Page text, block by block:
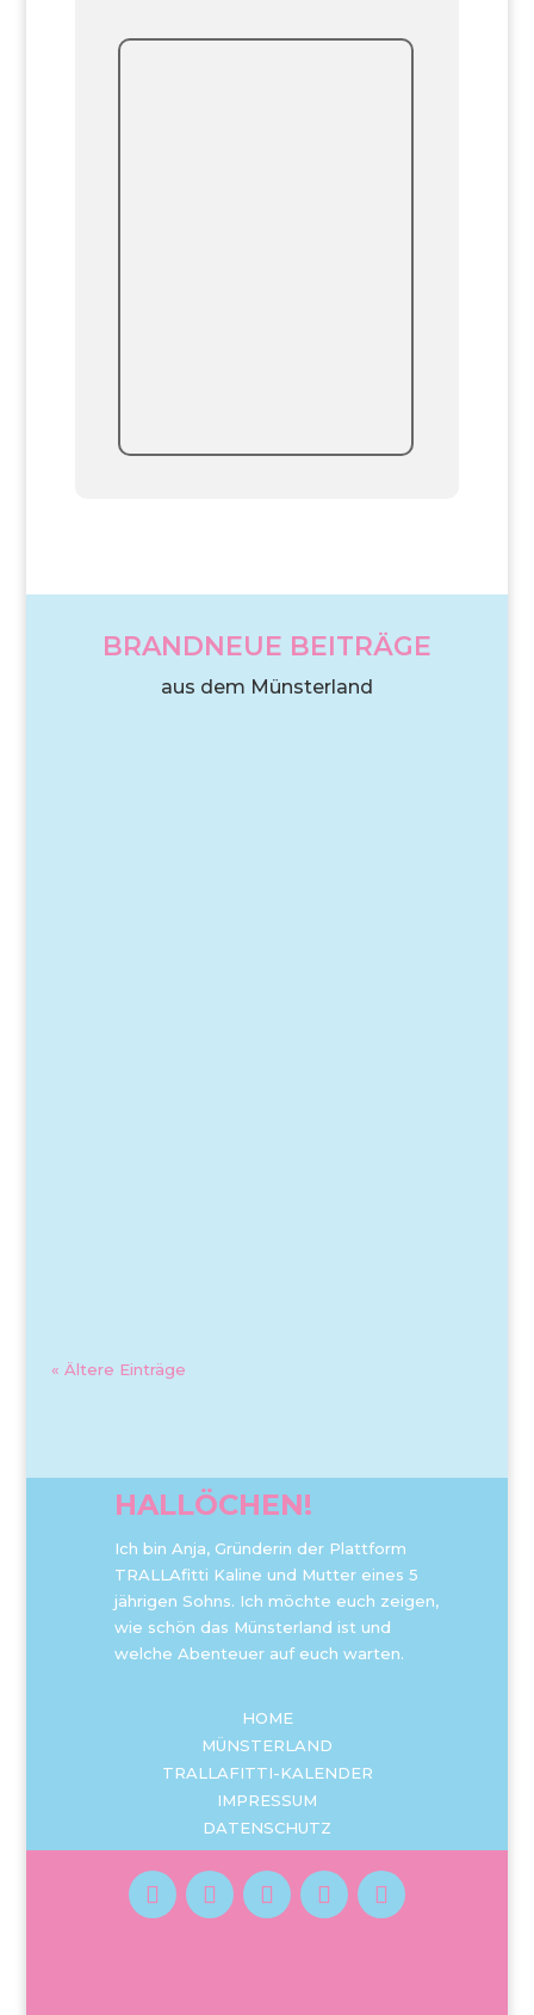
BRANDNEUE BEITRÄGE
aus dem Münsterland
« Ältere Einträge
HALLÖCHEN!
Ich bin Anja, Gründerin der Plattform
TRALLAfitti Kaline und Mutter eines 5
jährigen Sohns. Ich möchte euch zeigen,
wie schön das Münsterland ist und
welche Abenteuer auf euch warten.
HOME
MÜNSTERLAND
TRALLAFITTI-KALENDER
IMPRESSUM
DATENSCHUTZ